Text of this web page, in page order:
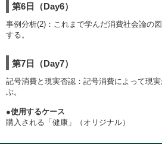
第6日（Day6）
事例分析(2)：これまで学んだ消費社会論の
する。
第7日（Day7）
記号消費と現実否認：記号消費によって現
ぶ。
●使用するケース
購入される「健康」（オリジナル）